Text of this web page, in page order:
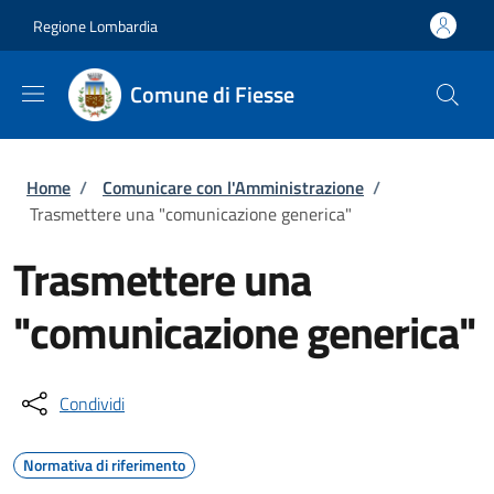
Regione Lombardia
Comune di Fiesse
Briciole di pane
Home / Comunicare con l'Amministrazione /
Trasmettere una "comunicazione generica"
Trasmettere una
"comunicazione generica"
Condividi
Normativa di riferimento